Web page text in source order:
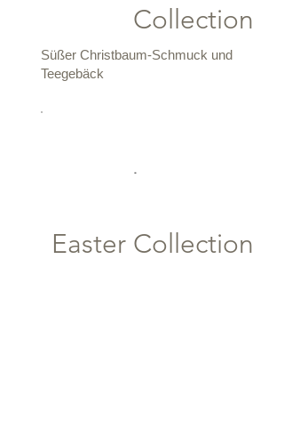
Collection
Süßer Christbaum-Schmuck und
Teegebäck
Easter Collection